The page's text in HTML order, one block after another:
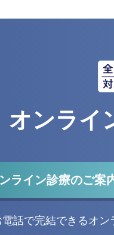
オンライ
ライン診療のご案
話で完結できるオン